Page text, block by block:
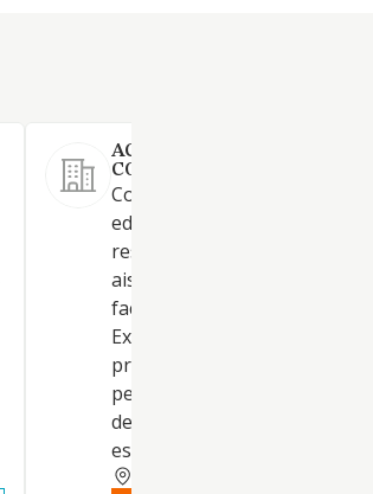
ACTIVIDADES DE
CONSTRUCCION ERCONSA
Construcción de todo tipo de
edificaciones, residenciales o
residenciales. El
aislamiento de suelos y
fachadas interiores y
Excavación, consolidación y
preparación de terrenos,
perforación para
de aguas. Cimentaciones y
estructuras de hormigón